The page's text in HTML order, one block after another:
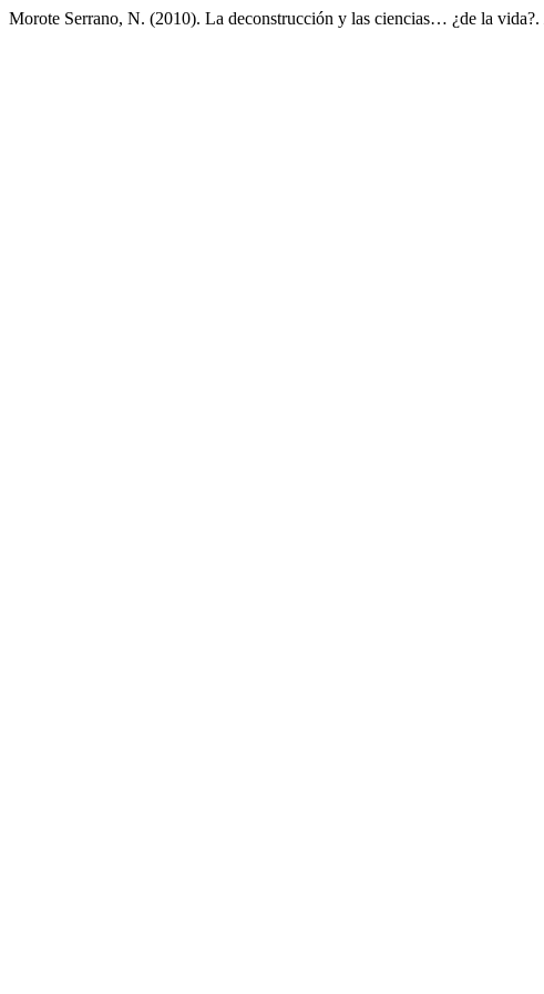
Morote Serrano, N. (2010). La deconstrucción y las ciencias… ¿de la vida?.